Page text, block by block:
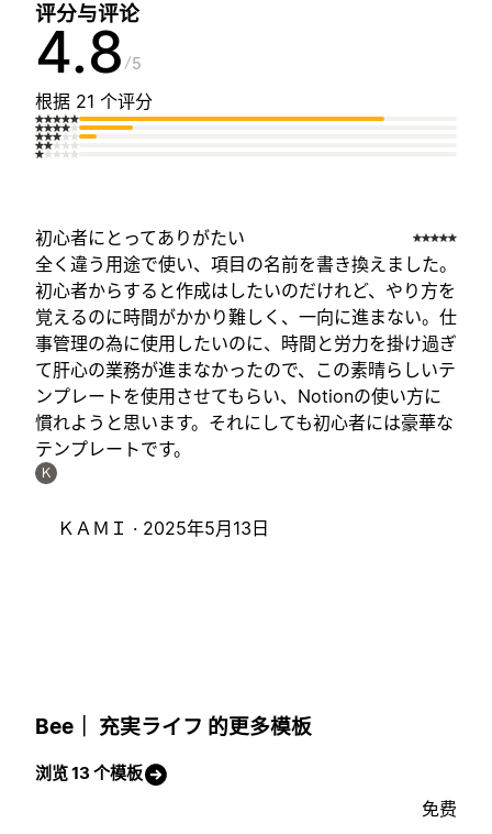
评分与评论
4.8 5
根据 21 个评分
初心者にとってありがたい
全く違う用途で使い、項目の名前を書き換えました。
初心者からすると作成はしたいのだけれど、やり方を
覚えるのに時間がかかり難しく、一向に進まない。仕
事管理の為に使用したいのに、時間と労力を掛け過ぎ
て肝心の業務が進まなかったので、この素晴らしいテ
ンプレートを使用させてもらい、Notionの使い方に
慣れようと思います。それにしても初心者には豪華な
テンプレートです。
Ｋ
ＫＡＭＩ · 2025年5月13日
Bee｜ 充実ライフ 的更多模板
浏览 13 个模板
免费